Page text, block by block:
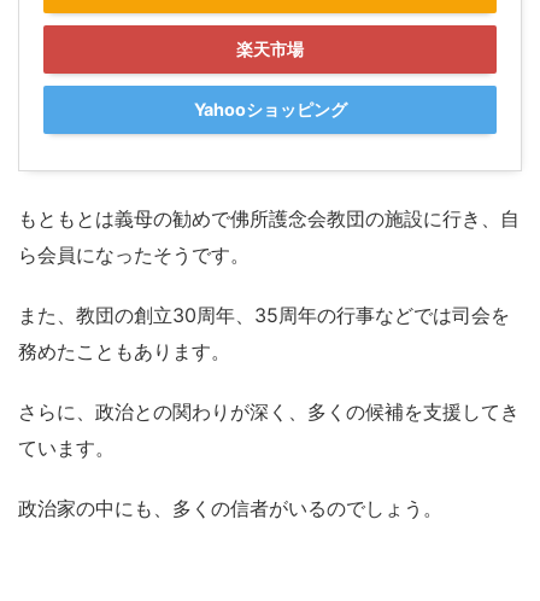
楽天市場
Yahooショッピング
もともとは義母の勧めで佛所護念会教団の施設に行き、自
ら会員になったそうです。
また、教団の創立30周年、35周年の行事などでは司会を
務めたこともあります。
さらに、政治との関わりが深く、多くの候補を支援してき
ています。
政治家の中にも、多くの信者がいるのでしょう。